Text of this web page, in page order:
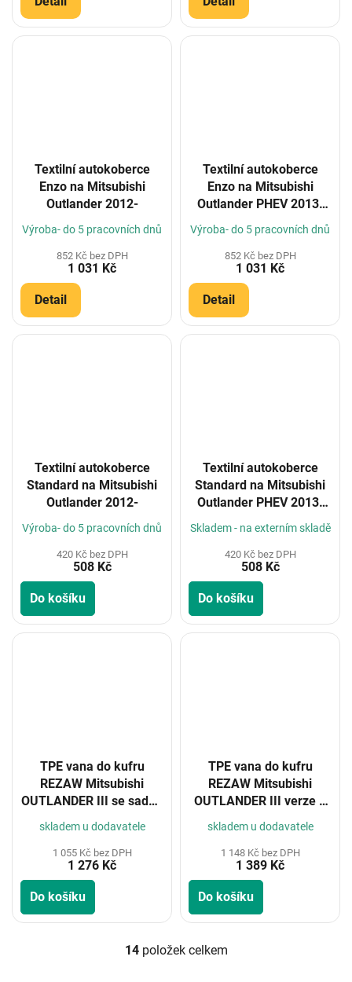
Textilní autokoberce
Enzo na Mitsubishi
Outlander 2012-
Výroba- do 5 pracovních dnů
852 Kč bez DPH
1 031 Kč
Detail
Textilní autokoberce
Enzo na Mitsubishi
Outlander PHEV 2013-
Výroba- do 5 pracovních dnů
852 Kč bez DPH
1 031 Kč
Detail
Textilní autokoberce
Standard na Mitsubishi
Outlander 2012-
Výroba- do 5 pracovních dnů
420 Kč bez DPH
508 Kč
Do košíku
Textilní autokoberce
Standard na Mitsubishi
Outlander PHEV 2013-
Skladem - na externím skladě
420 Kč bez DPH
508 Kč
Do košíku
TPE vana do kufru
REZAW Mitsubishi
OUTLANDER III se sadou
nářadí 5/7 míst 2012-
skladem u dodavatele
1 055 Kč bez DPH
1 276 Kč
Do košíku
TPE vana do kufru
REZAW Mitsubishi
OUTLANDER III verze 5
míst 2012-
skladem u dodavatele
1 148 Kč bez DPH
1 389 Kč
Do košíku
O
14položek celkem